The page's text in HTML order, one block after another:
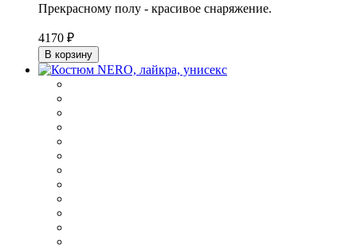
Прекрасному полу - красивое снаряжение.
4170 ₽
В корзину